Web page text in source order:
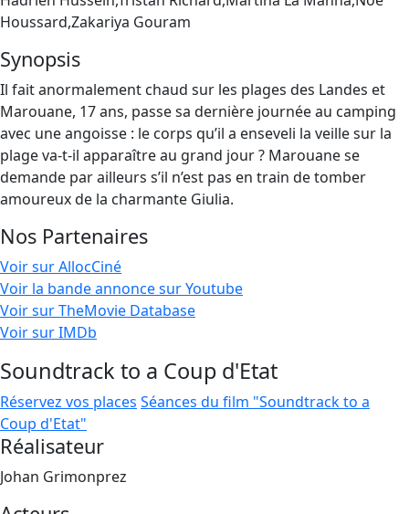
Houssard,Zakariya Gouram
Synopsis
Il fait anormalement chaud sur les plages des Landes et
Marouane, 17 ans, passe sa dernière journée au camping
avec une angoisse : le corps qu’il a enseveli la veille sur la
plage va-t-il apparaître au grand jour ? Marouane se
demande par ailleurs s’il n’est pas en train de tomber
amoureux de la charmante Giulia.
Nos Partenaires
Voir sur AllocCiné
Voir la bande annonce sur Youtube
Voir sur TheMovie Database
Voir sur IMDb
Soundtrack to a Coup d'Etat
Réservez vos places Séances du film "Soundtrack to a
Coup d'Etat"
Réalisateur
Johan Grimonprez